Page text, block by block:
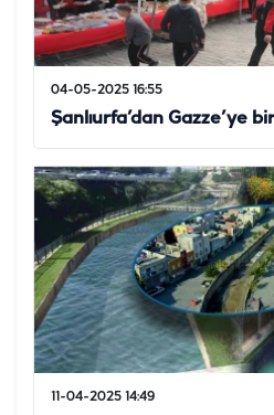
04-05-2025 16:55
Şanlıurfa’dan Gazze’ye
11-04-2025 14:49